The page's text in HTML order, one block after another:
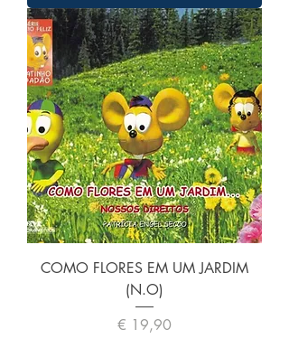
COMO FLORES EM UM JARDIM
(N.O)
Preço
€ 19,90